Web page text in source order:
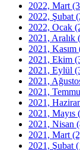
2022, Mart
2022, Şubat
2022, Ocak
2021, Aralık
2021, Kasım
2021, Ekim
2021, Eylül
2021,
2021,
2021,
2021, Mayıs
2021, Nisan
2021, Mart
2021, Şubat